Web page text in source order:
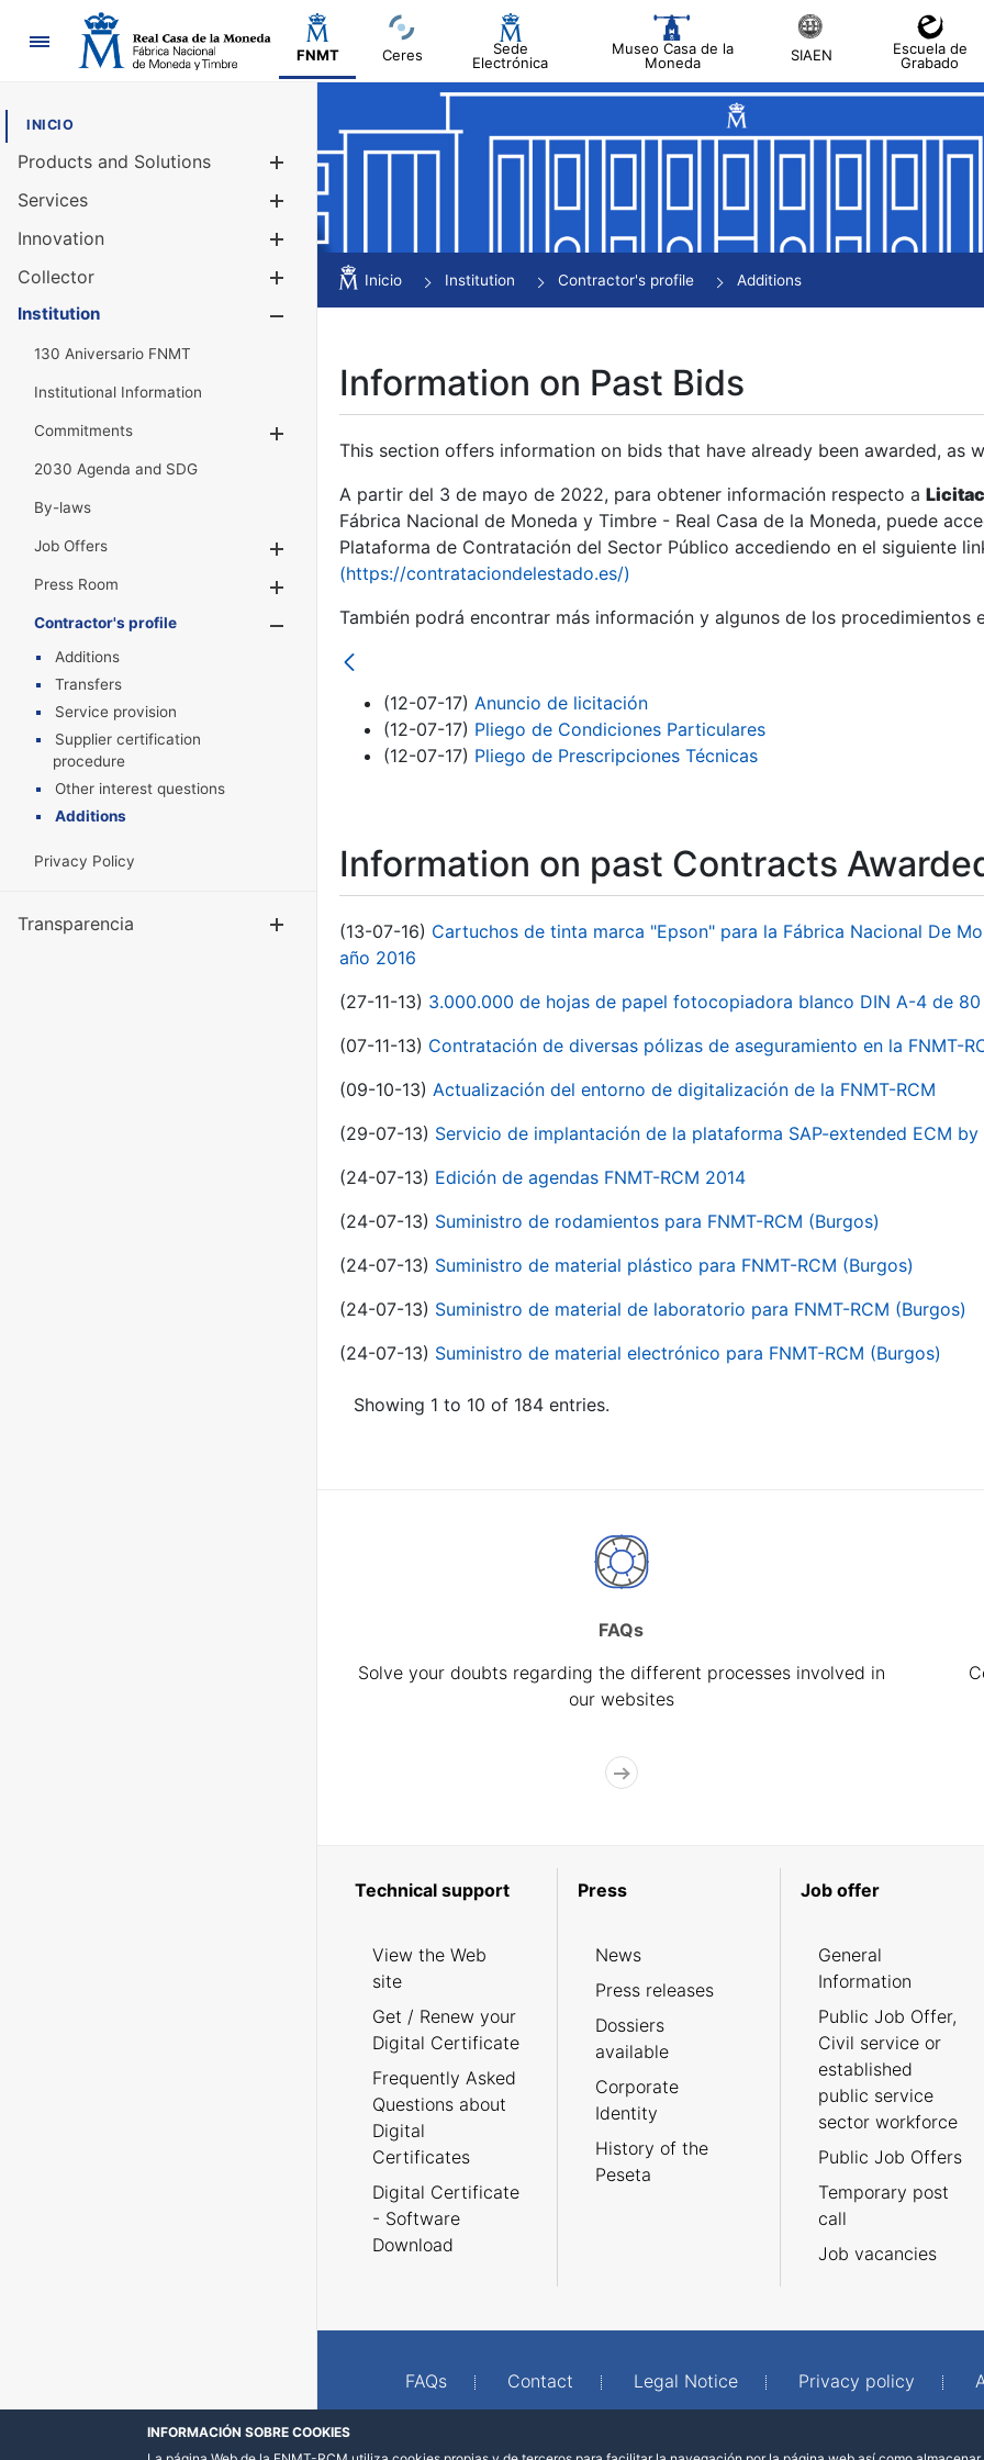
Navigation
FNMT Ceres
Sede
Electrónica
Museo Casa de la
Moneda
SIAEN
Escuela de
Grabado
INICIO
Products and Solutions
Services
Innovation
Collector
Show/Hide
Institution
130 Aniversario FNMT
Institutional Information
Commitments
2030 Agenda and SDG
By-laws
Job Offers
Show/Hide
Press Room
Show/Hide
Contractor's profile
Show/Hide
Additions
Transfers
Service provision
Supplier certification
procedure
Other interest questions
Additions
Privacy Policy
Transparencia Show/Hide
Inicio Institution Contractor's profile Additions
Information on Past Bids
This section offers information on bids that have already been awarded, as
A partir del 3 de mayo de 2022, para obtener información respecto a
Fábrica Nacional de Moneda y Timbre - Real Casa de la Moneda, puede
Plataforma de Contratación del Sector Público accediendo en el siguiente
(https://contrataciondelestado.es/)
También podrá encontrar más información y algunos de los procedimientos
(12-07-17) Anuncio de licitación
(12-07-17) Pliego de Condiciones Particulares
(12-07-17) Pliego de Prescripciones Técnicas
Information on past Contracts
(13-07-16) Cartuchos de tinta marca "Epson" para la Fábrica Nacional De
año 2016
(27-11-13) 3.000.000 de hojas de papel fotocopiadora blanco DIN A-4 de 80
(07-11-13) Contratación de diversas pólizas de aseguramiento en la FNMT-
(09-10-13) Actualización del entorno de digitalización de la FNMT-RCM
(29-07-13) Servicio de implantación de la plataforma SAP-extended ECM by
(24-07-13) Edición de agendas FNMT-RCM 2014
(24-07-13) Suministro de rodamientos para FNMT-RCM (Burgos)
(24-07-13) Suministro de material plástico para FNMT-RCM (Burgos)
(24-07-13) Suministro de material de laboratorio para FNMT-RCM (Burgos)
(24-07-13) Suministro de material electrónico para FNMT-RCM (Burgos)
Showing 1 to 10 of 184 entries.
FAQs
Solve your doubts regarding the different processes involved in
our websites
Technical support
View the Web
site
Get / Renew your
Digital Certificate
Frequently Asked
Questions about
Digital
Certificates
Digital Certificate
- Software
Download
Press
News
Press releases
Dossiers
available
Corporate
Identity
History of the
Peseta
Job offer
General
Information
Public Job Offer,
Civil service or
established
public service
sector workforce
Public Job Offers
Temporary post
call
Job vacancies
FAQs Contact Legal Notice Privacy policy
INFORMACIÓN SOBRE COOKIES